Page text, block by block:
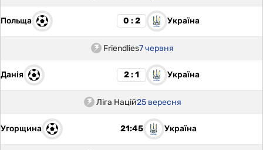
Польща 0 : 2 Україна
Friendlies7 червня
Данія 2 : 1 Україна
Ліга Націй25 вересня
Угорщина 21:45 Україна